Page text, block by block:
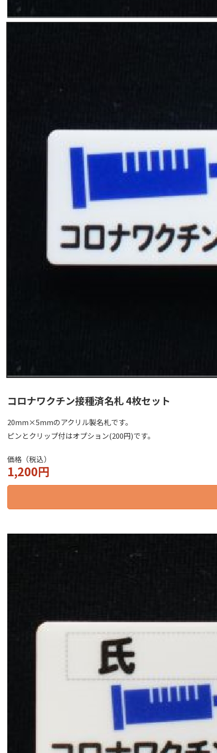
コロナワクチン接種済名札4枚セット
20mm×5mmのアクリル製名札です。
ピンとクリップ付はオプション(200円)です。
価格（税込）
1,200円